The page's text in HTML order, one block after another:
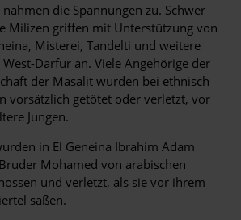
die Spannungen zu. Schwer
Milizen griffen mit Unterstützung von
Misterei, Tandelti und weitere
Darfur an. Viele Angehörige der
der Masalit wurden bei ethnisch
vorsätzlich getötet oder verletzt, vor
Jungen.
in El Geneina Ibrahim Adam
Mohamed von arabischen
und verletzt, als sie vor ihrem
saßen.